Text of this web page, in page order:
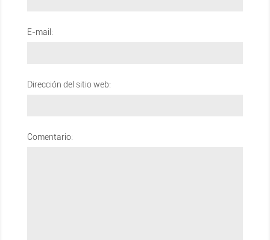
E-mail:
Dirección del sitio web:
Comentario: